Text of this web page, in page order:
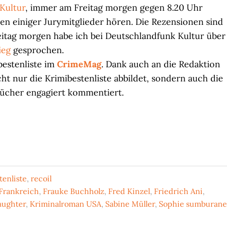
, immer am Freitag morgen gegen 8.20 Uhr
einiger Jurymitglieder hören. Die Rezensionen sind
morgen habe ich bei Deutschlandfunk Kultur über
gesprochen.
im CrimeMag. Dank auch an die Redaktion
nur die Krimibestenliste abbildet, sondern auch die
engagiert kommentiert.
, recoil
, Frauke Buchholz, Fred Kinzel, Friedrich Ani,
, Kriminalroman USA, Sabine Müller, Sophie sumburane